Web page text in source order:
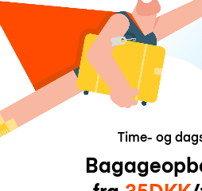
Time- og